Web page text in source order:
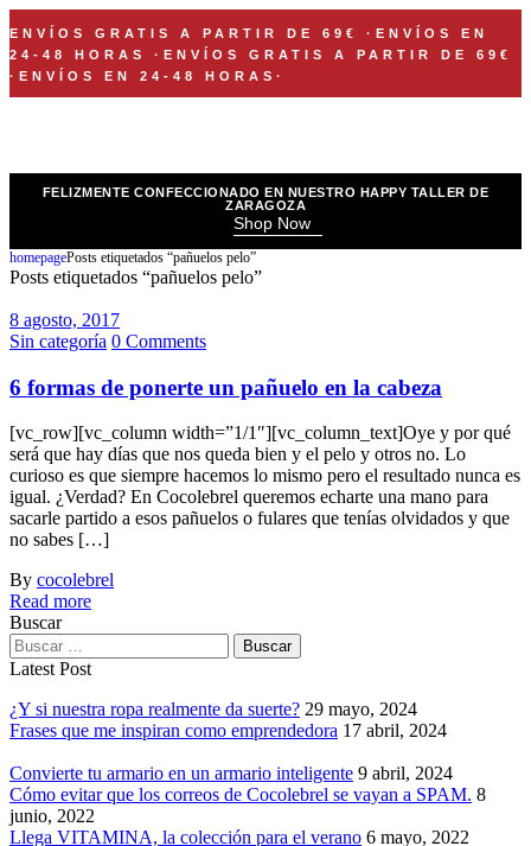
ENVÍOS GRATIS A PARTIR DE 69€ · ENVÍOS EN
24-48 HORAS · ENVÍOS GRATIS A PARTIR DE 69€
· ENVÍOS EN 24-48 HORAS ·
FELIZMENTE CONFECCIONADO EN NUESTRO HAPPY TALLER DE
ZARAGOZA
Shop Now
homepagePosts etiquetados “pañuelos pelo”
Posts etiquetados “pañuelos pelo”
8 agosto, 2017
Sin categoría 0 Comments
6 formas de ponerte un pañuelo en la cabeza
[vc_row][vc_column width=”1/1″][vc_column_text]Oye y por qué
será que hay días que nos queda bien y el pelo y otros no. Lo
curioso es que siempre hacemos lo mismo pero el resultado nunca es
igual. ¿Verdad? En Cocolebrel queremos echarte una mano para
sacarle partido a esos pañuelos o fulares que tenías olvidados y que
no sabes […]
By cocolebrel
Read more
Buscar
Latest Post
¿Y si nuestra ropa realmente da suerte? 29 mayo, 2024
Frases que me inspiran como emprendedora 17 abril, 2024
Convierte tu armario en un armario inteligente 9 abril, 2024
Cómo evitar que los correos de Cocolebrel se vayan a SPAM. 8
junio, 2022
Llega VITAMINA, la colección para el verano 6 mayo, 2022